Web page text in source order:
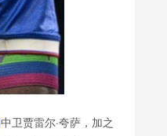
中卫贾雷尔·夸萨，加之